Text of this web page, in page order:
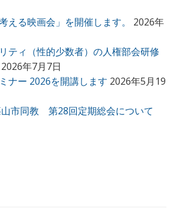
える映画会」を開催します。
2026年
ティ（性的少数者）の人権部会研修
2026年7月7日
ナー 2026を開講します 2026年5月19
市同教 第28回定期総会について